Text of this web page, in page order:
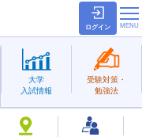
ログイン
大学
入試情報
受験対策・
勉強法